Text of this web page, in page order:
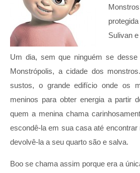
Sulivan
Um dia, sem que ninguém se
Monstrópolis, a cidade dos
sustos, o grande edifício onde os
meninos para obter energia a partir
quem a menina chama
escondê-la em sua casa até
devolvê-la a seu quarto são e salva.
Boo se chama assim porque era a